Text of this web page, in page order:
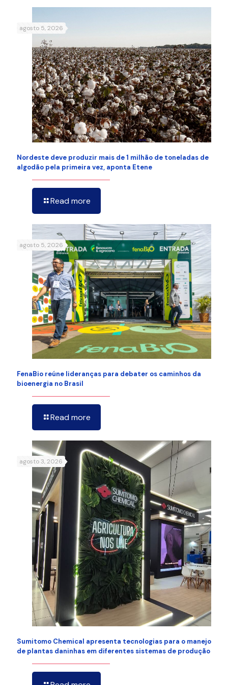
agosto 5, 2026
Nordeste deve produzir mais de 1 milhão de toneladas de
algodão pela primeira vez, aponta Etene
Read more
agosto 5, 2026
FenaBio reúne lideranças para debater os caminhos da
bioenergia no Brasil
Read more
agosto 3, 2026
Sumitomo Chemical apresenta tecnologias para o manejo
de plantas daninhas em diferentes sistemas de produção